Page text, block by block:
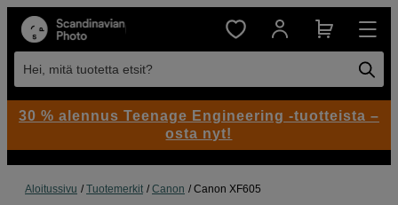
Hei, mitä tuotetta etsit?
Aloitussivu Tuotemerkit Canon Canon XF605
30 % alennus Teenage Engineering -tuotteista –
osta nyt!